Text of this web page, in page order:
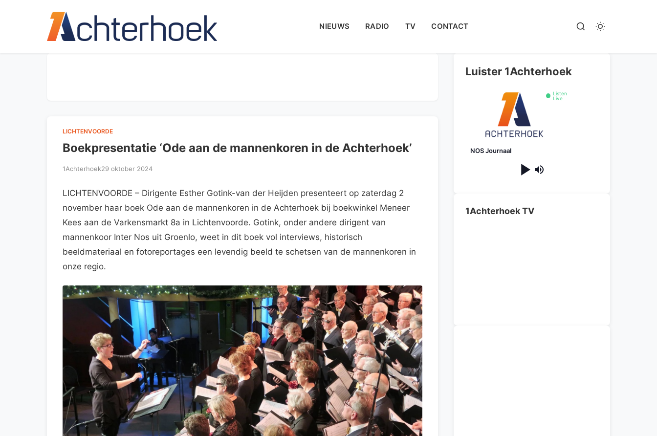
NIEUWS RADIO TV CONTACT
LICHTENVOORDE
Boekpresentatie ‘Ode aan de mannenkoren in de Achterhoek’
1Achterhoek29 oktober 2024
LICHTENVOORDE – Dirigente Esther Gotink-van der Heijden presenteert op zaterdag 2
november haar boek Ode aan de mannenkoren in de Achterhoek bij boekwinkel Meneer
Kees aan de Varkensmarkt 8a in Lichtenvoorde. Gotink, onder andere dirigent van
mannenkoor Inter Nos uit Groenlo, weet in dit boek vol interviews, historisch
beeldmateriaal en fotoreportages een levendig beeld te schetsen van de mannenkoren in
onze regio.
Luister 1Achterhoek
Listen
Live
NOS Journaal
1Achterhoek TV